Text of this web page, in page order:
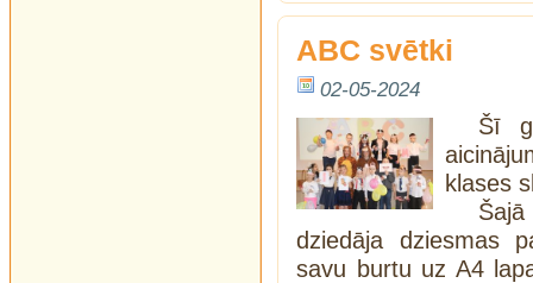
ABC svētki
02-05-2024
Šī
klases
dziedāja dziesmas
savu burtu uz A4